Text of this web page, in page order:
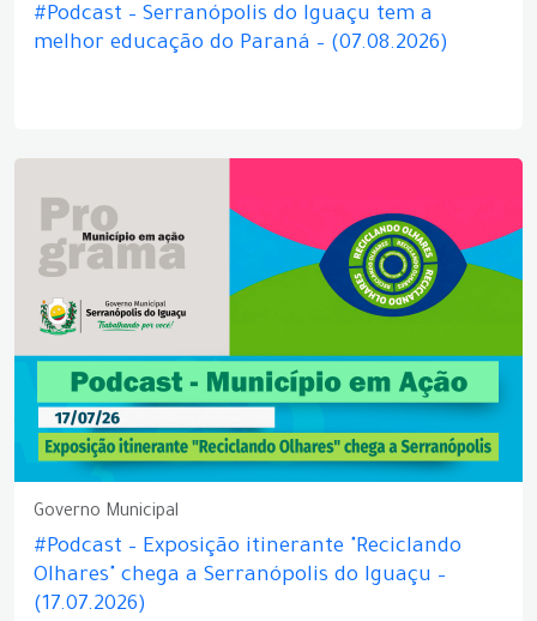
#Podcast – Serranópolis do Iguaçu tem a
melhor educação do Paraná – (07.08.2026)
Governo Municipal
#Podcast – Exposição itinerante "Reciclando
Olhares" chega a Serranópolis do Iguaçu –
(17.07.2026)